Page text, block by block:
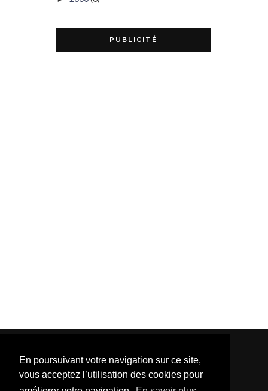
En poursuivant votre navigation sur ce site,
vous acceptez l’utilisation des cookies pour
PUBLICITÉ